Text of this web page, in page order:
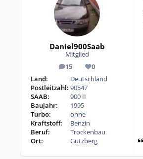
Daniel900Saab
Mitglied
15
Beiträge 0
Reputation
Land:
Deutschland
Postleitzahl: 90547
SAAB:
900 II
Baujahr:
1995
Turbo:
ohne
Kraftstoff:
Benzin
Beruf:
Trockenbau
Ort:
Gutzberg